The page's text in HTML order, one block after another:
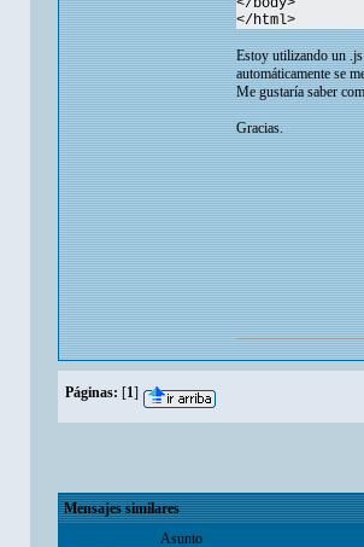
</body>
</html>
Estoy utilizando un
automáticamente se
Me gustaría saber
Gracias.
Páginas: [1]
Mensajes similares
Asunto